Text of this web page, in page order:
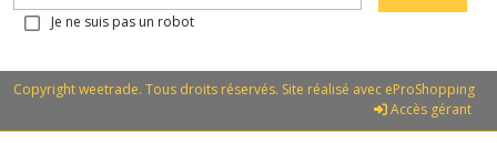
Je ne suis pas un robot
Copyright weetrade. Tous droits réservés. Site réalisé avec eProShopping
Accès gérant